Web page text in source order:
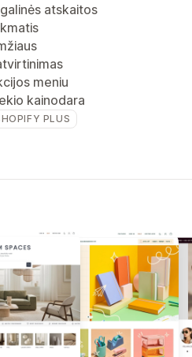
atskaitos
meniu
kainodara
PLUS